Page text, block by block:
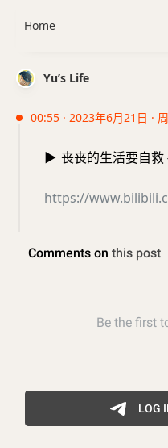
Yu’s Life
00:55 · 2023年6月21日 ·
▶️ 丧丧的生活要自
https://
Home